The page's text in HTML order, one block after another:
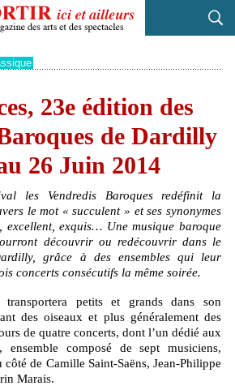
23e édition des
de Dardilly
26 Juin 2014
les Vendredis Baroques redéfinit la
le mot « succulent » et ses synonymes
excellent, exquis… Une musique baroque
découvrir ou redécouvrir dans le
grâce à des ensembles qui leur
concerts consécutifs la même soirée.
petits et grands dans son
des oiseaux et plus généralement des
de quatre concerts, dont l’un dédié aux
ensemble composé de sept musiciens,
de Camille Saint-Saëns, Jean-Philippe
Marais.